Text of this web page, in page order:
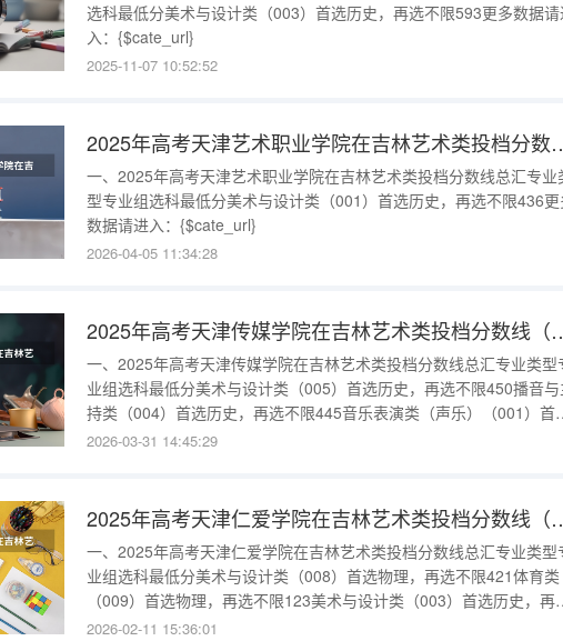
选科最低分美术与设计类（003）首选历史，再选不限593更多数据
入：{$cate_url}
2025-11-07 10:52:52
2025年高考天津艺术职
一、2025年高考天津艺术职业学院在吉林艺术类投档分数线总汇专业
型专业组选科最低分美术与设计类（001）首选历史，再选不限436更
数据请进入：{$cate_url}
2026-04-05 11:34:28
2025年高考天津传媒
一、2025年高考天津传媒学院在吉林艺术类投档分数线总汇专业类型
业组选科最低分美术与设计类（005）首选历史，再选不限450播音与
持类（004）首选历史，再选不限445音乐表演类（声乐）（001）首
历史，再选不限427音乐表演类（器乐）（002）首选历史，再选不限
2026-03-31 14:45:29
2025年高考天津仁爱
一、2025年高考天津仁爱学院在吉林艺术类投档分数线总汇专业类型
业组选科最低分美术与设计类（008）首选物理，再选不限421体育类
（009）首选物理，再选不限123美术与设计类（003）首选历史，再
不限450体育类（004）首选历史，再选不限115更多数据请进入：
2026-02-11 15:36:01